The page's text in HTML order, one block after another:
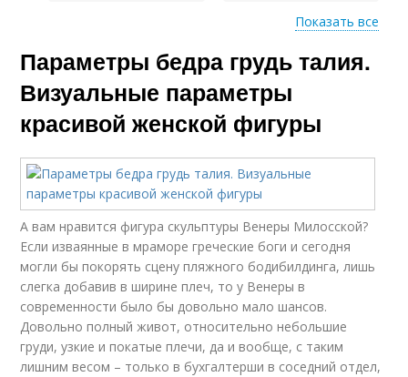
Фигуры по росту
Разница между
талией
Показать все
Параметры бедра грудь талия.
Визуальные параметры
красивой женской фигуры
А вам нравится фигура скульптуры Венеры Милосской?
Если изваянные в мраморе греческие боги и сегодня
могли бы покорять сцену пляжного бодибилдинга, лишь
слегка добавив в ширине плеч, то у Венеры в
современности было бы довольно мало шансов.
Довольно полный живот, относительно небольшие
груди, узкие и покатые плечи, да и вообще, с таким
лишним весом – только в бухгалтерши в соседний отдел,